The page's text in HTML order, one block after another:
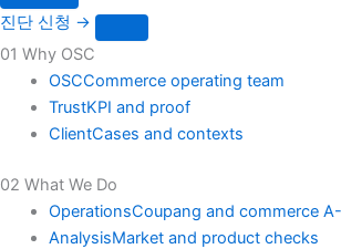
진단 신청 →
01 Why OSC
OSCCommerce operating team
TrustKPI and proof
ClientCases and contexts
02 What We Do
OperationsCoupang and commerce
AnalysisMarket and product checks